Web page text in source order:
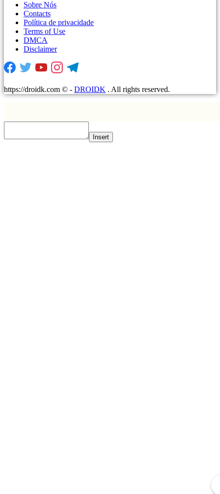
Sobre Nós
Contacts
Política de privacidade
Terms of Use
DMCA
Disclaimer
https://droidk.com © - DROIDK . All rights reserved.
Insert